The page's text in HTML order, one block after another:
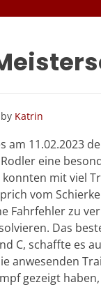
by Katrin
am 11.02.2023
eine
konnten mit viel
vom
Fahrfehler zu
Das
C, schaffte es
anwesenden
gezeigt